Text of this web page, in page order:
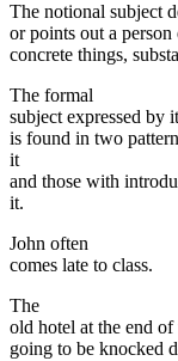
The notional subject
or points out a
concrete things,
The formal
subject expressed by it
is found in two
it
and those with
it.
John often
comes late to class.
The
old hotel at the end of
going to be knocked